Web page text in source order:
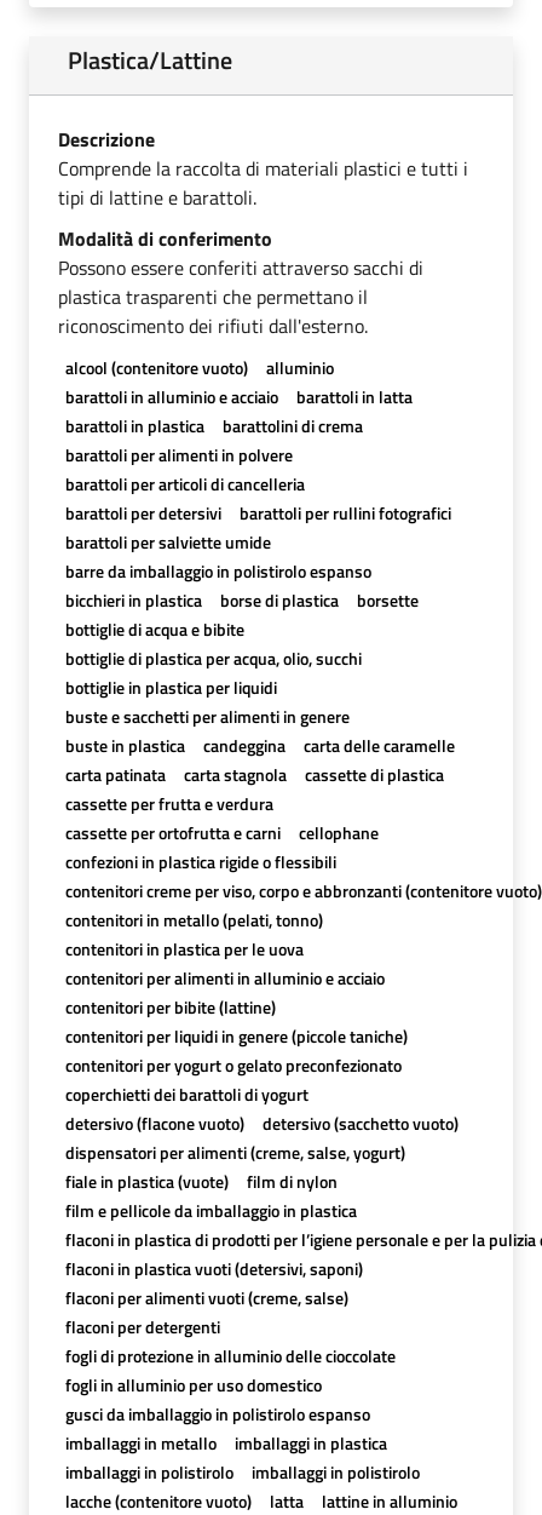
Plastica/Lattine
Descrizione
Comprende la raccolta di materiali plastici e tutti i
tipi di lattine e barattoli.
Modalità di conferimento
Possono essere conferiti attraverso sacchi di
plastica trasparenti che permettano il
riconoscimento dei rifiuti dall'esterno.
alcool (contenitore vuoto)
alluminio
barattoli in alluminio e acciaio
barattoli in latta
barattoli in plastica
barattolini di crema
barattoli per alimenti in polvere
barattoli per articoli di cancelleria
barattoli per detersivi
barattoli per rullini fotografici
barattoli per salviette umide
barre da imballaggio in polistirolo espanso
bicchieri in plastica
borse di plastica
borsette
bottiglie di acqua e bibite
bottiglie di plastica per acqua, olio, succhi
bottiglie in plastica per liquidi
buste e sacchetti per alimenti in genere
buste in plastica
candeggina
carta delle caramelle
carta patinata
carta stagnola
cassette di plastica
cassette per frutta e verdura
cassette per ortofrutta e carni
cellophane
confezioni in plastica rigide o flessibili
contenitori creme per viso, corpo e abbronzanti (contenitore vuoto)
contenitori in metallo (pelati, tonno)
contenitori in plastica per le uova
contenitori per alimenti in alluminio e acciaio
contenitori per bibite (lattine)
contenitori per liquidi in genere (piccole taniche)
contenitori per yogurt o gelato preconfezionato
coperchietti dei barattoli di yogurt
detersivo (flacone vuoto)
detersivo (sacchetto vuoto)
dispensatori per alimenti (creme, salse, yogurt)
fiale in plastica (vuote)
film di nylon
film e pellicole da imballaggio in plastica
flaconi in plastica di prodotti per l’igiene personale e per la pulizia
flaconi in plastica vuoti (detersivi, saponi)
flaconi per alimenti vuoti (creme, salse)
flaconi per detergenti
fogli di protezione in alluminio delle cioccolate
fogli in alluminio per uso domestico
gusci da imballaggio in polistirolo espanso
imballaggi in metallo
imballaggi in plastica
imballaggi in polistirolo
imballaggi in polistirolo
lacche (contenitore vuoto)
latta
lattine in alluminio